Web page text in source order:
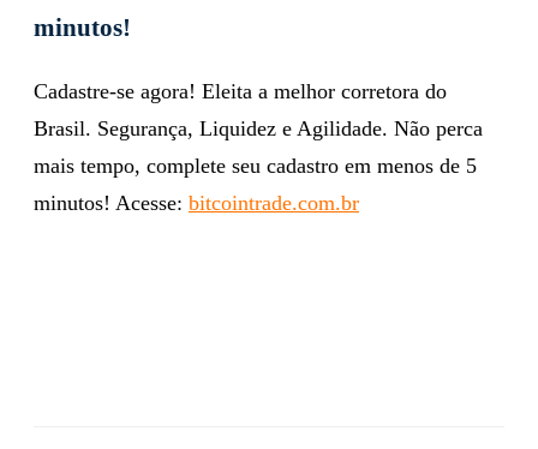
minutos!
Cadastre-se agora! Eleita a melhor corretora do
Brasil. Segurança, Liquidez e Agilidade. Não perca
mais tempo, complete seu cadastro em menos de 5
minutos! Acesse: bitcointrade.com.br